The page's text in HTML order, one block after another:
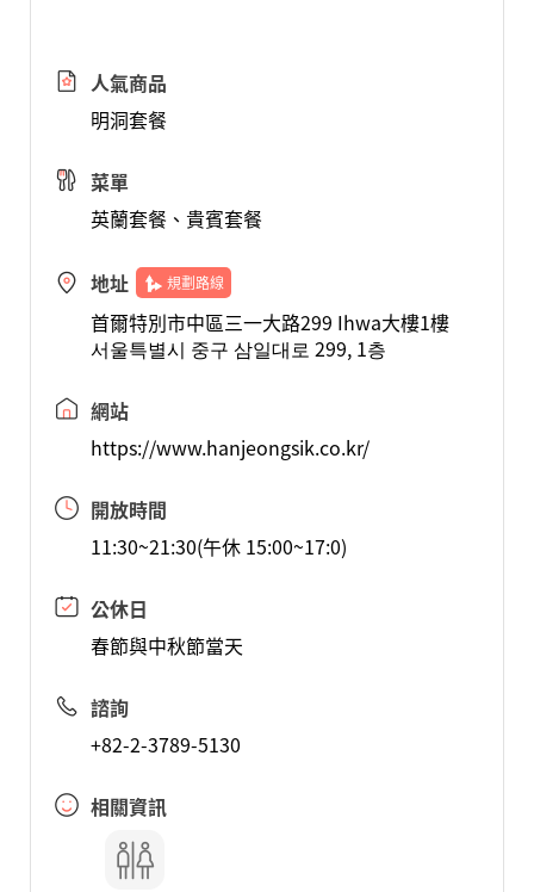
人氣商品
明洞套餐
菜單
英蘭套餐、貴賓套餐
地址 規劃路線
首爾特別市中區三一大路299 Ihwa大樓1樓
서울특별시 중구 삼일대로 299, 1층
網站
https://www.hanjeongsik.co.kr/
開放時間
11:30~21:30(午休 15:00~17:0)
公休日
春節與中秋節當天
諮詢
+82-2-3789-5130
相關資訊